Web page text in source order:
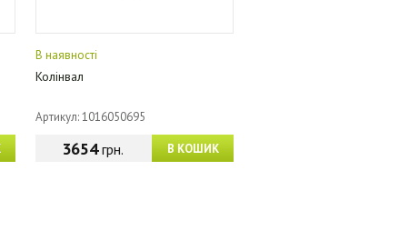
В наявності
Колінвал
Артикул: 1016050695
В КОШИК
3654грн.